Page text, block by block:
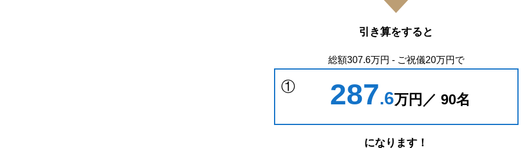
引き算をすると
総額307.6万円 - ご祝儀20万円で
287.6万円／ 90名
になります！